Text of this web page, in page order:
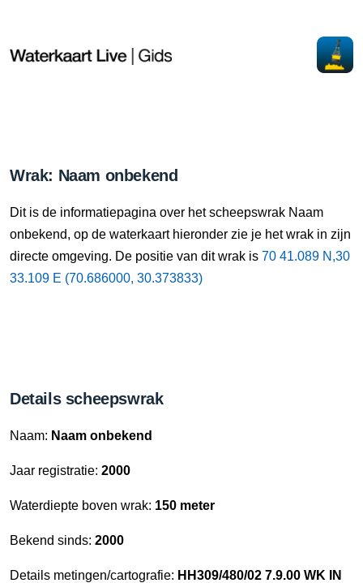
Wrak: Naam onbekend
Dit is de informatiepagina over het scheepswrak Naam
onbekend, op de waterkaart hieronder zie je het wrak in zijn
directe omgeving. De positie van dit wrak is 70 41.089 N,30
33.109 E (70.686000, 30.373833)
Details scheepswrak
Naam: Naam onbekend
Jaar registratie: 2000
Waterdiepte boven wrak: 150 meter
Bekend sinds: 2000
Details metingen/cartografie: HH309/480/02 7.9.00 WK IN